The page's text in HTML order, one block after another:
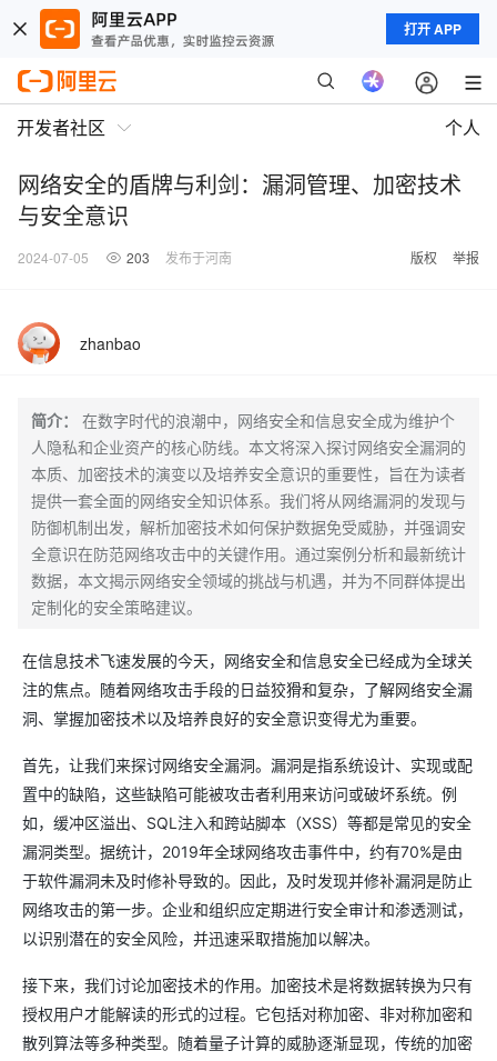
打开 APP
开发者社区 个人
网络安全的盾牌与利剑：漏洞管理、加密技术
与安全意识
2024-07-05 203 发布于河南 版权 举报
zhanbao
简介：
在数字时代的浪潮中，网络安全和信息安全成为维护个
人隐私和企业资产的核心防线。本文将深入探讨网络安全漏洞的
本质、加密技术的演变以及培养安全意识的重要性，旨在为读者
提供一套全面的网络安全知识体系。我们将从网络漏洞的发现与
防御机制出发，解析加密技术如何保护数据免受威胁，并强调安
全意识在防范网络攻击中的关键作用。通过案例分析和最新统计
数据，本文揭示网络安全领域的挑战与机遇，并为不同群体提出
定制化的安全策略建议。
在信息技术飞速发展的今天，网络安全和信息安全已经成为全球关
注的焦点。随着网络攻击手段的日益狡猾和复杂，了解网络安全漏
洞、掌握加密技术以及培养良好的安全意识变得尤为重要。
首先，让我们来探讨网络安全漏洞。漏洞是指系统设计、实现或配
置中的缺陷，这些缺陷可能被攻击者利用来访问或破坏系统。例
如，缓冲区溢出、SQL注入和跨站脚本（XSS）等都是常见的安全
漏洞类型。据统计，2019年全球网络攻击事件中，约有70%是由
于软件漏洞未及时修补导致的。因此，及时发现并修补漏洞是防止
网络攻击的第一步。企业和组织应定期进行安全审计和渗透测试，
以识别潜在的安全风险，并迅速采取措施加以解决。
接下来，我们讨论加密技术的作用。加密技术是将数据转换为只有
授权用户才能解读的形式的过程。它包括对称加密、非对称加密和
散列算法等多种类型。随着量子计算的威胁逐渐显现，传统的加密